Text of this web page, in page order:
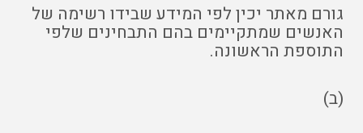
גורם מאתר יכין לפי המידע שבידו רשימה של
האנשים שמתקיימים בהם התבחינים שלפי
התוספת הראשונה.
(ב)